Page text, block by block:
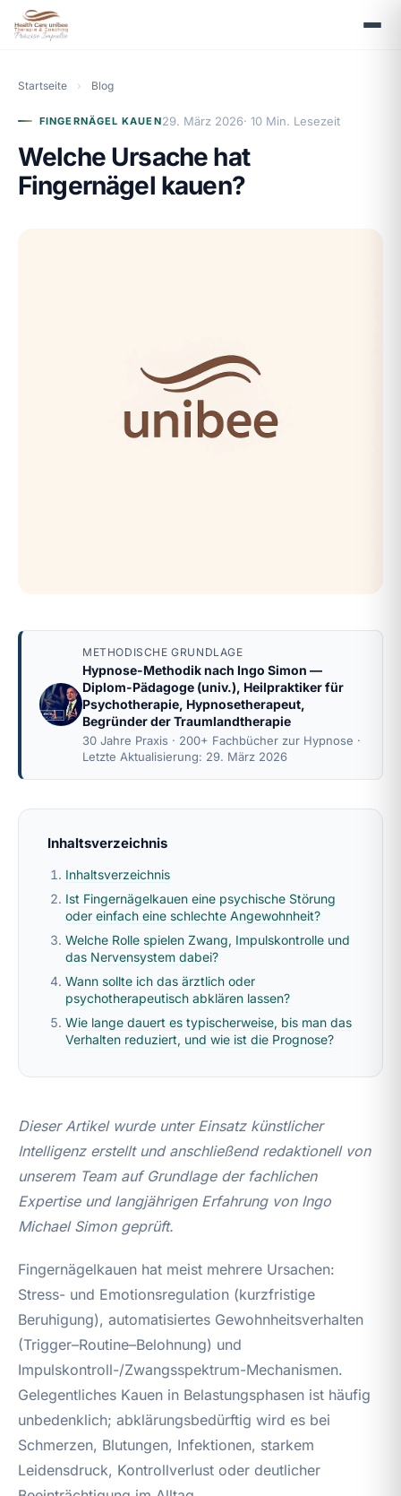
Startseite › Blog
FINGERNÄGEL KAUEN29. März 2026· 10 Min. Lesezeit
Welche Ursache hat
Fingernägel kauen?
METHODISCHE GRUNDLAGE
Hypnose-Methodik nach Ingo Simon —
Diplom-Pädagoge (univ.), Heilpraktiker für
Psychotherapie, Hypnosetherapeut,
Begründer der Traumlandtherapie
30 Jahre Praxis · 200+ Fachbücher zur Hypnose ·
Letzte Aktualisierung: 29. März 2026
Inhaltsverzeichnis
Inhaltsverzeichnis
Ist Fingernägelkauen eine psychische Störung
oder einfach eine schlechte Angewohnheit?
Welche Rolle spielen Zwang, Impulskontrolle und
das Nervensystem dabei?
Wann sollte ich das ärztlich oder
psychotherapeutisch abklären lassen?
Wie lange dauert es typischerweise, bis man das
Verhalten reduziert, und wie ist die Prognose?
Dieser Artikel wurde unter Einsatz künstlicher
Intelligenz erstellt und anschließend redaktionell von
unserem Team auf Grundlage der fachlichen
Expertise und langjährigen Erfahrung von Ingo
Michael Simon geprüft.
Fingernägelkauen hat meist mehrere Ursachen:
Stress- und Emotionsregulation (kurzfristige
Beruhigung), automatisiertes Gewohnheitsverhalten
(Trigger–Routine–Belohnung) und
Impulskontroll-/Zwangsspektrum-Mechanismen.
Gelegentliches Kauen in Belastungsphasen ist häufig
unbedenklich; abklärungsbedürftig wird es bei
Schmerzen, Blutungen, Infektionen, starkem
Leidensdruck, Kontrollverlust oder deutlicher